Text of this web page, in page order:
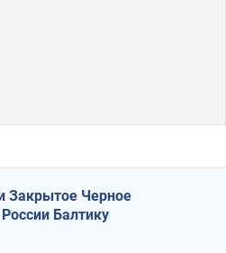
Закрытое Черное
Балтику